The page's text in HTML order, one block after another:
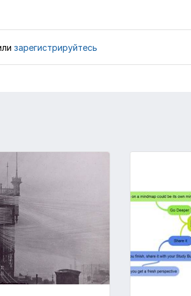
зарегистрируйтесь